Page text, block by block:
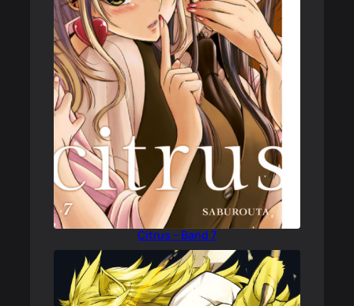
Citrus – Band 7